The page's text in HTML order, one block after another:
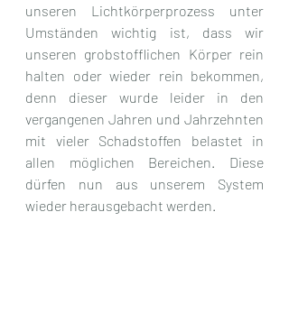
unseren Lichtkörperprozess unter
Umständen wichtig ist, dass wir
unseren grobstofflichen Körper rein
halten oder wieder rein bekommen,
denn dieser wurde leider in den
vergangenen Jahren und Jahrzehnten
mit vieler Schadstoffen belastet in
allen möglichen Bereichen. Diese
dürfen nun aus unserem System
wieder herausgebacht werden.